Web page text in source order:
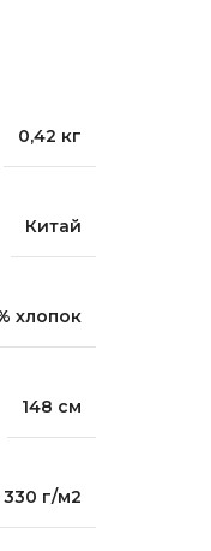
0,42 кг
Китай
хлопок
148 см
330 г/м2